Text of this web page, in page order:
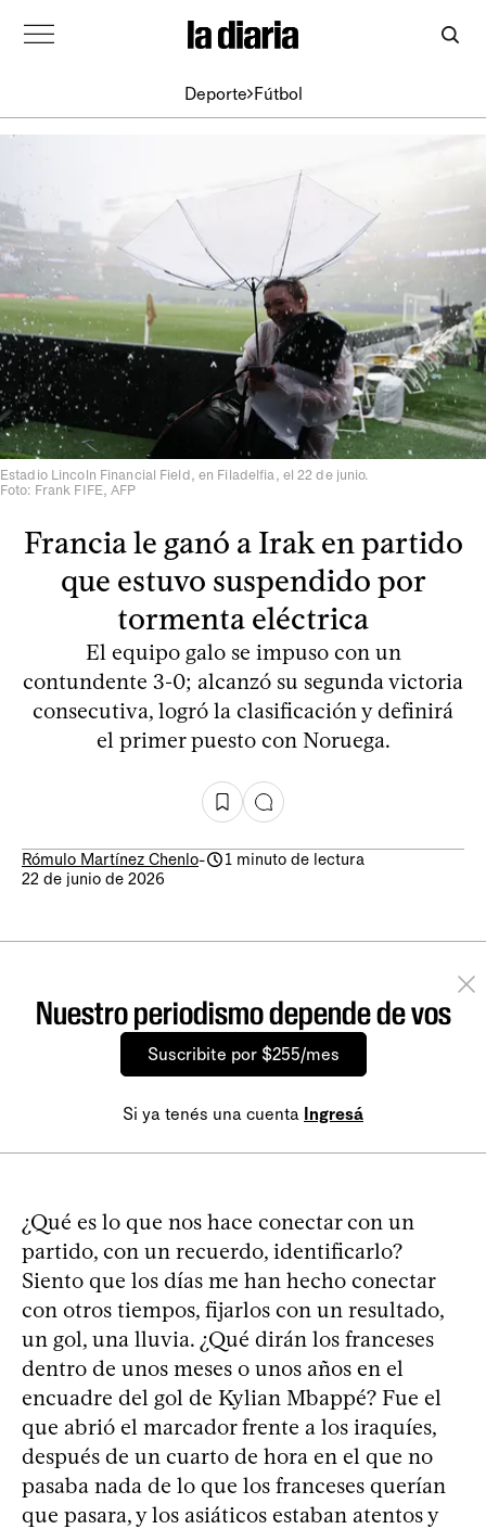
Deporte Fútbol
Estadio Lincoln Financial Field, en Filadelfia, el 22 de junio.
Foto: Frank FIFE, AFP
Francia le ganó a Irak en partido
que estuvo suspendido por
tormenta eléctrica
El equipo galo se impuso con un
contundente 3-0; alcanzó su segunda victoria
consecutiva, logró la clasificación y definirá
el primer puesto con Noruega.
Rómulo Martínez Chenlo-
1 minuto de lectura
22 de junio de 2026
Nuestro periodismo depende de vos
Suscribite por $255/mes
Si ya tenés una cuenta Ingresá
¿Qué es lo que nos hace conectar con un
partido, con un recuerdo, identificarlo?
Siento que los días me han hecho conectar
con otros tiempos, fijarlos con un resultado,
un gol, una lluvia. ¿Qué dirán los franceses
dentro de unos meses o unos años en el
encuadre del gol de Kylian Mbappé? Fue el
que abrió el marcador frente a los iraquíes,
después de un cuarto de hora en el que no
pasaba nada de lo que los franceses querían
que pasara, y los asiáticos estaban atentos y